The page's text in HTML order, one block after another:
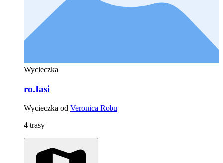
Wycieczka
ro.Iasi
Wycieczka od Veronica Robu
4 trasy